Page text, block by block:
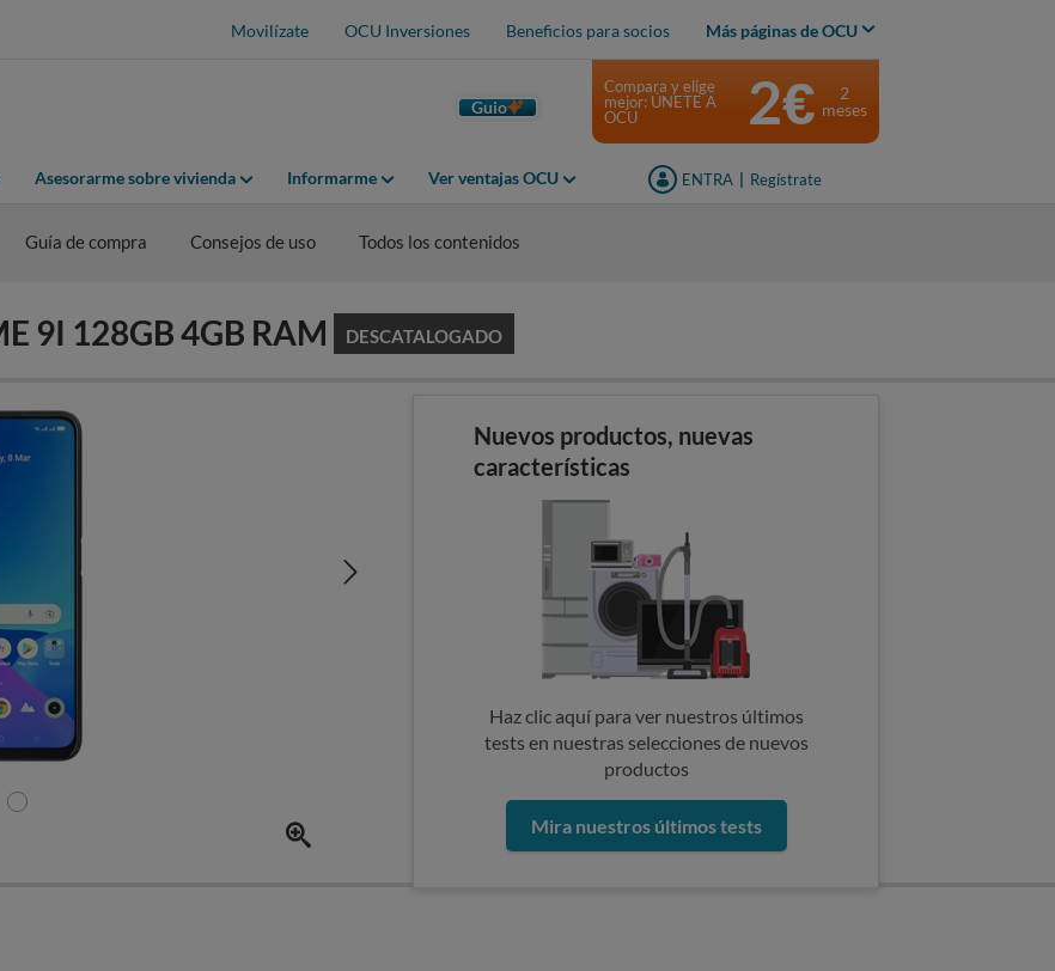
Movilízate OCU Inversiones Beneficios para socios Más páginas de OCU
Guio
Asesorarme sobre vivienda Informarme Ver ventajas OCU ENTRA Regístrate
Compara y elige
mejor: ÚNETE A
OCU
2€
2
meses
Guía de compra Consejos de uso Todos los contenidos
9I 128GB 4GB RAM DESCATALOGADO
Nuevos productos, nuevas
características
Haz clic aquí para ver nuestros últimos
tests en nuestras selecciones de nuevos
productos
Mira nuestros últimos tests